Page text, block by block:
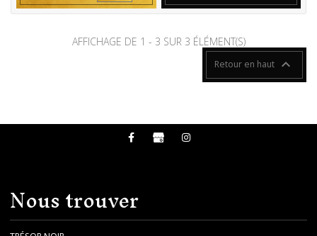
AFFICHAGE DE 1 - 3 SUR 3 ÉLÉMENT(S)
Retour en haut 
Nous trouver